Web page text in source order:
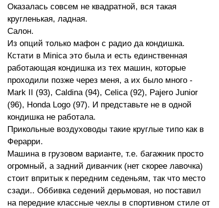
Оказалась совсем не квадратной, вся такая
кругленькая, ладная.
Салон.
Из опций только мафон с радио да кондишка.
Кстати в Minica это была и есть единственная
работающая кондишка из тех машин, которые
проходили позже через меня, а их было много -
Mark II (93), Caldina (94), Celica (92), Pajero Junior
(96), Honda Logo (97). И представьте не в одной
кондишка не работала.
Прикольные воздуховоды такие круглые типо как в
Ферарри.
Машина в грузовом варианте, т.е. багажник просто
огромный, а задний диванчик (нет скорее лавочка)
стоит впритык к передним седеньям, так что место
сзади.. Оббивка седений дерьмовая, но поставил
на передние классные чехлы в спортивном стиле от